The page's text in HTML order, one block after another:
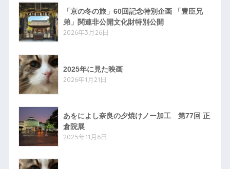
「京の冬の旅」60回記念特別企画 「豊臣兄
弟」関連非公開文化財特別公開
2026年3月26日
2025年に見た映画
2026年1月21日
あをによし奈良の夕焼けノー加工 第77回 正
倉院展
2025年11月6日